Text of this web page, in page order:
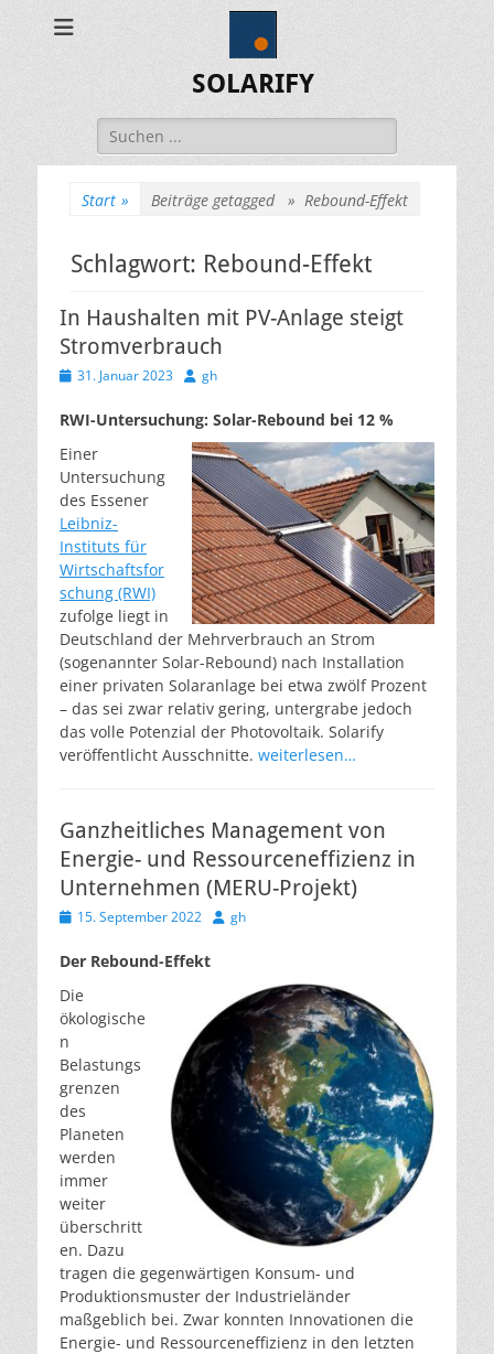
SOLARIFY
Suchen
nach:
Start » Beiträge getagged » Rebound-Effekt
Schlagwort: Rebound-Effekt
In Haushalten mit PV-Anlage steigt
Stromverbrauch
Veröffentlicht
31. Januar 2023 Autor
gh
RWI-Untersuchung: Solar-Rebound bei 12 %
Einer
Untersuchung
des Essener
Leibniz-
Instituts für
Wirtschaftsfor
schung (RWI)
zufolge liegt in
Deutschland der Mehrverbrauch an Strom
(sogenannter Solar-Rebound) nach Installation
einer privaten Solaranlage bei etwa zwölf Prozent
– das sei zwar relativ gering, untergrabe jedoch
das volle Potenzial der Photovoltaik. Solarify
veröffentlicht Ausschnitte. weiterlesen…
Ganzheitliches Management von
Energie- und Ressourceneffizienz in
Unternehmen (MERU-Projekt)
Veröffentlicht
15. September 2022 Autor
gh
Der Rebound-Effekt
Die
ökologische
n
Belastungs
grenzen
des
Planeten
werden
immer
weiter
überschritt
en. Dazu
tragen die gegenwärtigen Konsum- und
Produktionsmuster der Industrieländer
maßgeblich bei. Zwar konnten Innovationen die
Energie- und Ressourceneffizienz in den letzten